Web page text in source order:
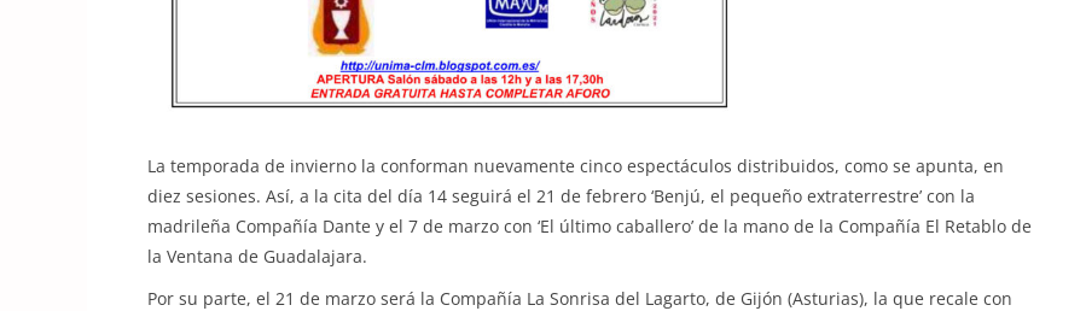
La temporada de invierno la conforman nuevamente cinco espectáculos distribuidos, como se apunta, en
diez sesiones. Así, a la cita del día 14 seguirá el 21 de febrero ‘Benjú, el pequeño extraterrestre’ con la
madrileña Compañía Dante y el 7 de marzo con ‘El último caballero’ de la mano de la Compañía El Retablo de
la Ventana de Guadalajara.
Por su parte, el 21 de marzo será la Compañía La Sonrisa del Lagarto, de Gijón (Asturias), la que recale con